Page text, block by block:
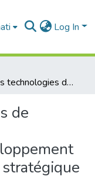
Log In
Apport des technologies de l'information et de la communication au développement de l'entreprise, la veille stratégique comme modèle
de